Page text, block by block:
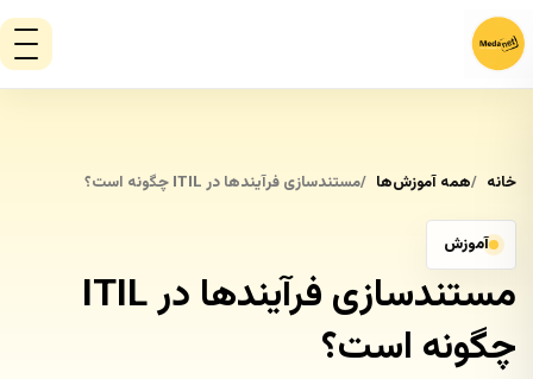
خانه همه آموزش‌ها مستندسازی فرآیندها در ITIL چگونه است؟
آموزش
مستندسازی فرآیندها در ITIL
چگونه است؟